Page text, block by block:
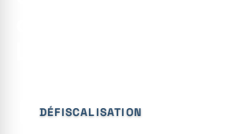
DÉFISCALISATION